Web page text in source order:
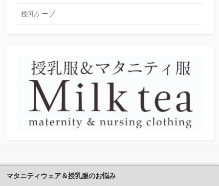
授乳ケープ
マタニティウェア＆授乳服のお悩み